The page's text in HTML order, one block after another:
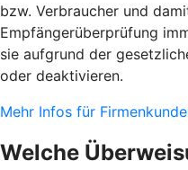
bzw. Verbraucher und
Empfängerüberprüfung
sie aufgrund der
oder deaktivieren.
Mehr Infos für
Welche